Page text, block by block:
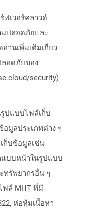
ฟเวอร์คลาวด์
มปลอดภัยและ
านเพิ่มเติมเกี่ยว
อดภัยของ
security)
ปแบบไฟล์เก็บ
อมูลประเภทต่าง ๆ
ก็บข้อมูลเช่น
แบบหน้าในรูปแบบ
ทรัพยากรอื่น ๆ
ฟล์ MHT ที่มี
ห่อหุ้มเนื้อหา